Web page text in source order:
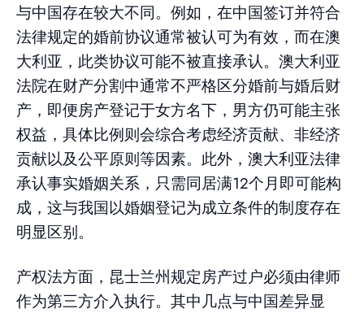
与中国存在较大不同。例如，在中国签订并符合
法律规定的婚前协议通常被认可为有效，而在澳
大利亚，此类协议可能不被直接承认。澳大利亚
法院在财产分割中通常不严格区分婚前与婚后财
产，即便房产登记于女方名下，男方仍可能主张
权益，具体比例则会综合考虑经济贡献、非经济
贡献以及公平原则等因素。此外，澳大利亚法律
承认事实婚姻关系，只需同居满12个月即可能构
成，这与我国以婚姻登记为成立条件的制度存在
明显区别。
产权法方面，昆士兰州规定房产过户必须由律师
作为第三方介入执行。其中几点与中国差异显